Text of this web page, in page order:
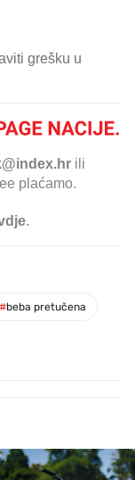
grešku u
ili
plaćamo.
.
#beba pretučena